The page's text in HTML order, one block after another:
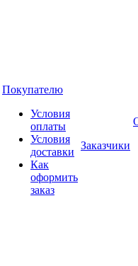
Покупателю
Условия
оплаты
Условия
доставки
Как
оформить
заказ
Заказчики